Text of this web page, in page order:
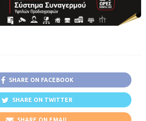
SHARE ON FACEBOOK
SHARE ON TWITTER
SHARE ON EMAIL